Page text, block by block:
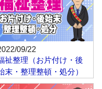
09/22
祉整理（お片付け・後
末・整理整頓・処分）